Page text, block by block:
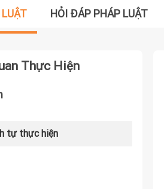
HỎI ĐÁP PHÁP LUẬT
Thực Hiện
tự thực hiện